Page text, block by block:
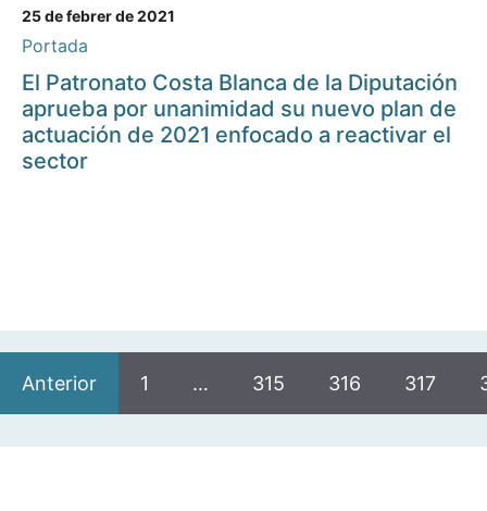
25 de febrer de 2021
Portada
El Patronato Costa Blanca de la Diputación
aprueba por unanimidad su nuevo plan de
actuación de 2021 enfocado a reactivar el
sector
Anterior 1 … 315 316 317